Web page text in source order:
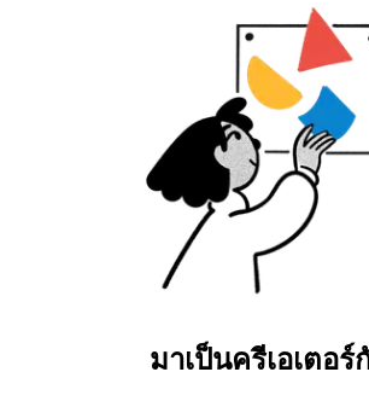
มาเป็นครีเอเตอร์